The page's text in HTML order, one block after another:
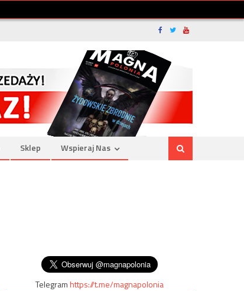
Sklep Wspieraj Nas
Telegramhttps://t.me/magnapolonia